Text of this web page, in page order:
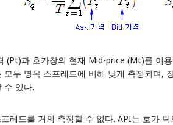
(Pt)과 호가창의 현재 Mid-price (Mt)를 이
두 명목 스프레드에 비해 낮게 측정되며,
수 있다.
레드를 거의 측정할 수 없다. API는 호가